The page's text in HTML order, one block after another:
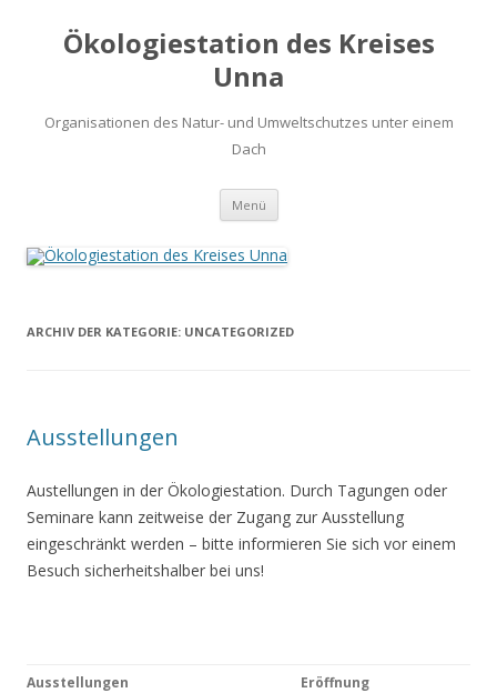
Ökologiestation des Kreises
Unna
Organisationen des Natur- und Umweltschutzes unter einem
Dach
Menü Zum
springen
ARCHIV DER KATEGORIE: UNCATEGORIZED
Ausstellungen
Austellungen in der Ökologiestation. Durch Tagungen oder
Seminare kann zeitweise der Zugang zur Ausstellung
eingeschränkt werden – bitte informieren Sie sich vor einem
Besuch sicherheitshalber bei uns!
Ausstellungen Eröffnung